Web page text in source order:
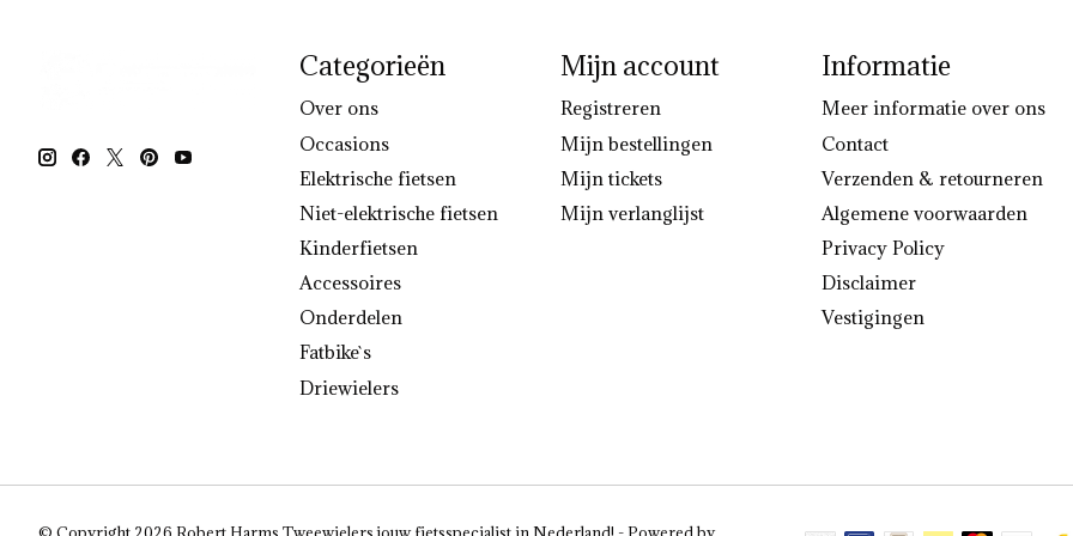
Categorieën
Over ons
Occasions
Elektrische fietsen
Niet-elektrische fietsen
Kinderfietsen
Accessoires
Onderdelen
Fatbike`s
Driewielers
Mijn account
Registreren
Mijn bestellingen
Mijn tickets
Mijn verlanglijst
Informatie
Meer informatie over ons
Contact
Verzenden & retourneren
Algemene voorwaarden
Privacy Policy
Disclaimer
Vestigingen